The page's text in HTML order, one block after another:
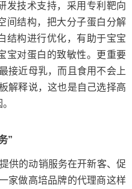
发技术支持，采用专利靶向
间结构，把大分子蛋白分解
结构进行优化，有助于宝宝
宝对蛋白的致敏性。更重要
接近母乳，而且食用不会上
解释说，这也是自己选择高
”
的动销服务在开新客、促
家做高培品牌的代理商这样